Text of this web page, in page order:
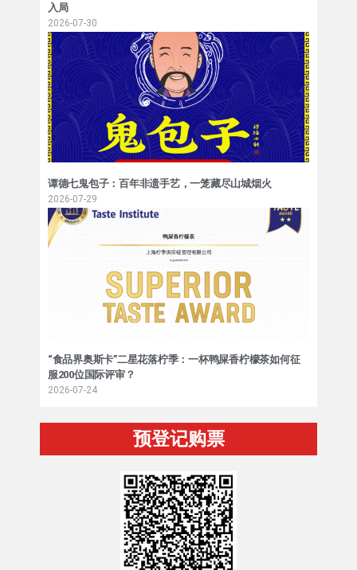
入局
2026-07-30
谭德七鬼包子：百年非遗手艺，一笼藏尽山城烟火
2026-07-29
“食品界奥斯卡”二星花落柠季：一杯鸭屎香柠檬茶如何征
服200位国际评审？
2026-07-24
预登记购票